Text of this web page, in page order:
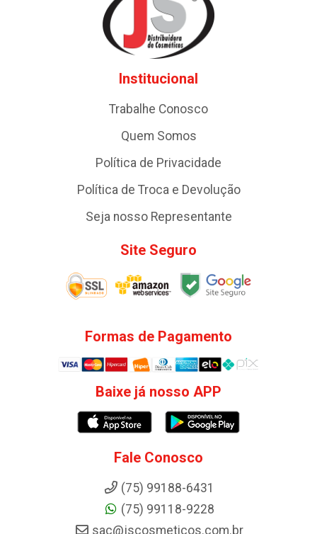
Institucional
Trabalhe Conosco
Quem Somos
Política de Privacidade
Política de Troca e Devolução
Seja nosso Representante
Site Seguro
Formas de Pagamento
Baixe já nosso APP
Fale Conosco
(75) 99188-6431
(75) 99118-9228
sac@jscosmeticos.com.br